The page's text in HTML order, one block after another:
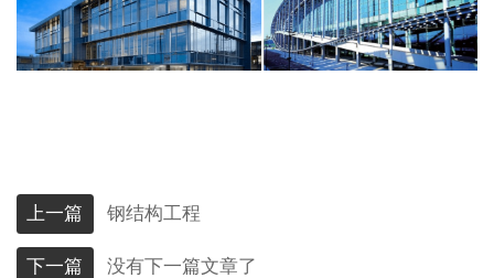
上一篇 钢结构工程
下一篇 没有下一篇文章了